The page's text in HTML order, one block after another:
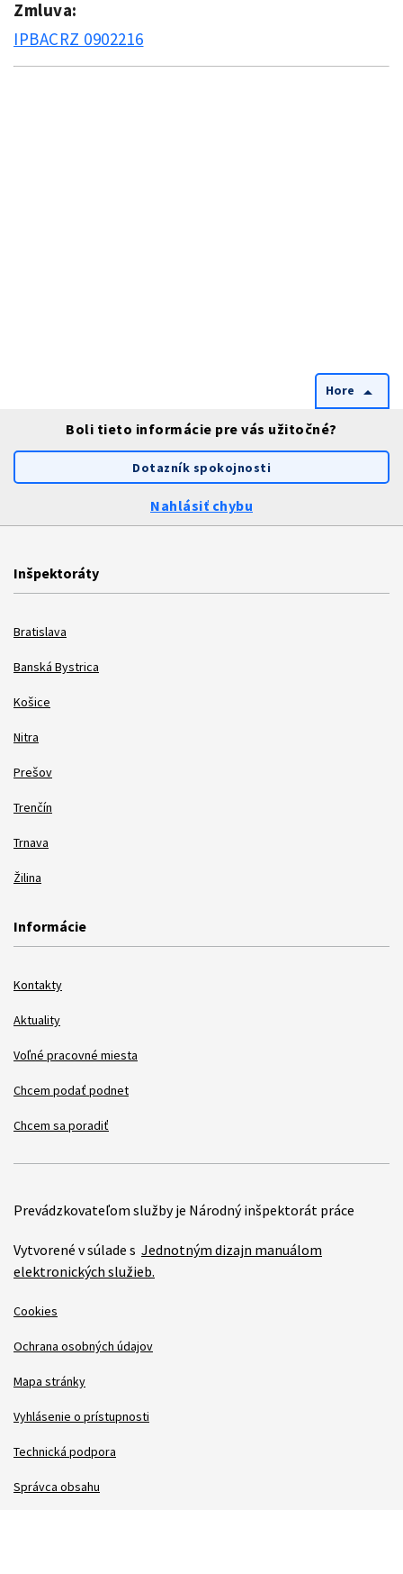
Zmluva:
IPBACRZ 0902216
Hore arrow_drop_up
Boli tieto informácie pre vás užitočné?
Dotazník spokojnosti
Nahlásiť chybu
Inšpektoráty
Bratislava
Banská Bystrica
Košice
Nitra
Prešov
Trenčín
Trnava
Žilina
Informácie
Kontakty
Aktuality
Voľné pracovné miesta
Chcem podať podnet
Chcem sa poradiť
Prevádzkovateľom služby je Národný inšpektorát práce
Vytvorené v súlade s Jednotným dizajn manuálom
elektronických služieb.
Cookies
Ochrana osobných údajov
Mapa stránky
Vyhlásenie o prístupnosti
Technická podpora
Správca obsahu